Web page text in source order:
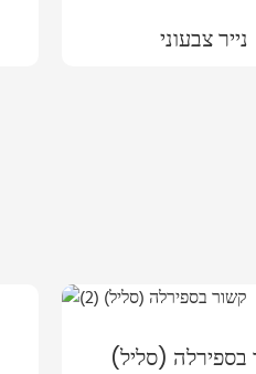
נייר צבעוני
בספירלה (סליל)